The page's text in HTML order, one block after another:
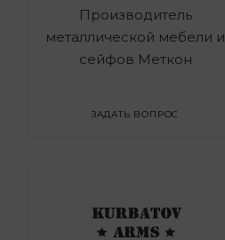
Производитель
металлической мебели и
сейфов Меткон
ЗАДАТЬ ВОПРОС